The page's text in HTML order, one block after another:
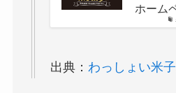
ホーム
出典： わっしょい米